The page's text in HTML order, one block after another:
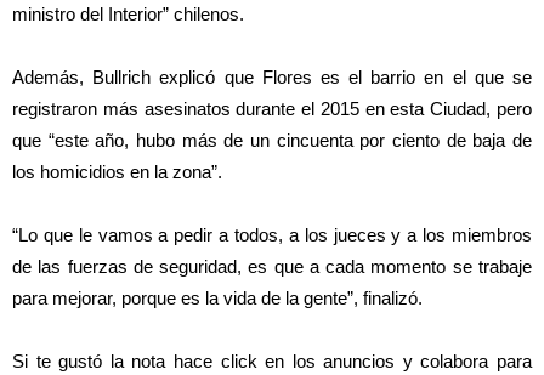
ministro del Interior” chilenos.
Además, Bullrich explicó que Flores es el barrio en el que se
registraron más asesinatos durante el 2015 en esta Ciudad, pero
que “este año, hubo más de un cincuenta por ciento de baja de
los homicidios en la zona”.
“Lo que le vamos a pedir a todos, a los jueces y a los miembros
de las fuerzas de seguridad, es que a cada momento se trabaje
para mejorar, porque es la vida de la gente”, finalizó.
Si te gustó la nota hace click en los anuncios y colabora para